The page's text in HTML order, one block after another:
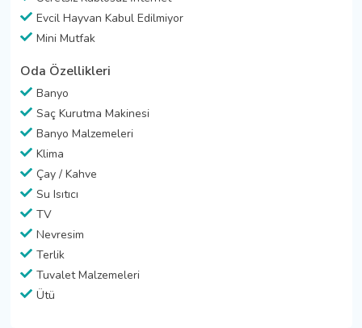
Evcil Hayvan Kabul Edilmiyor
Mini Mutfak
Oda Özellikleri
Banyo
Saç Kurutma Makinesi
Banyo Malzemeleri
Klima
Çay / Kahve
Su Isıtıcı
TV
Nevresim
Terlik
Tuvalet Malzemeleri
Ütü